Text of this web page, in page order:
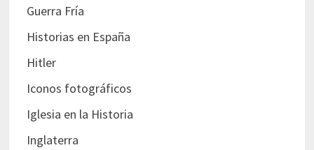
Guerra Fría
Historias en España
Hitler
Iconos fotográficos
Iglesia en la Historia
Inglaterra